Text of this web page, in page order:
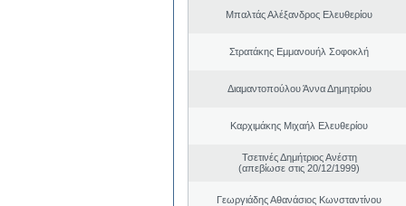
Μπαλτάς Αλέξανδρος Ελευθερίου
Στρατάκης Εμμανουήλ Σοφοκλή
Διαμαντοπούλου Άννα Δημητρίου
Καρχιμάκης Μιχαήλ Ελευθερίου
Τσετινές Δημήτριος Ανέστη
(απεβίωσε στις 20/12/1999)
Γεωργιάδης Αθανάσιος Κωνσταντίνου